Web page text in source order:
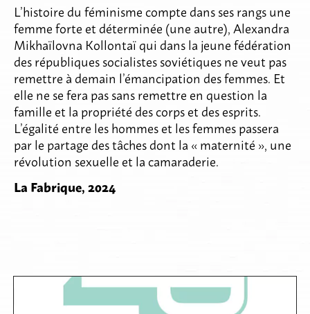
L’histoire du féminisme compte dans ses rangs une
femme forte et déterminée (une autre), Alexandra
Mikhaïlovna Kollontaï qui dans la jeune fédération
des républiques socialistes soviétiques ne veut pas
remettre à demain l’émancipation des femmes. Et
elle ne se fera pas sans remettre en question la
famille et la propriété des corps et des esprits.
L’égalité entre les hommes et les femmes passera
par le partage des tâches dont la « maternité », une
révolution sexuelle et la camaraderie.
La Fabrique, 2024